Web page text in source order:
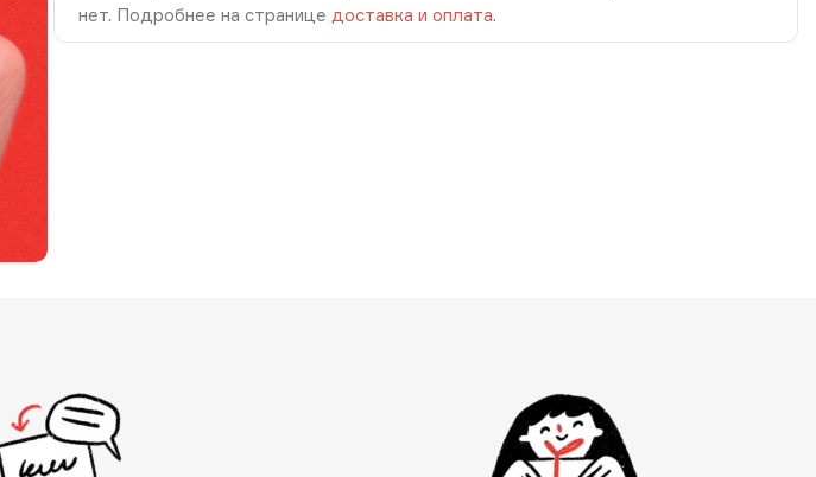
нет. Подробнее на странице доставка и оплата.